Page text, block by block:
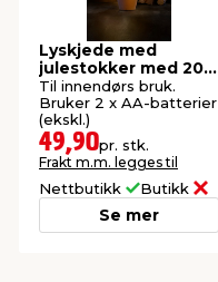
Lyskjede med
julestokker med 20
LED og timer 1,9
meter
Til innendørs bruk.
Bruker 2 x AA-batterier
(ekskl.)
49,90pr. stk.
Frakt m.m. legges til
Nettbutikk Butikk
Se mer